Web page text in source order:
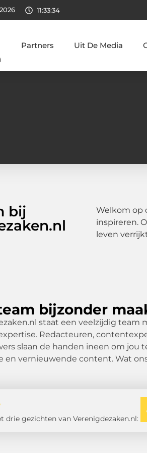
11:33:35
Partners Uit De Media
bij
Welkom op
inspireren.
leven
bijzonder
staat een veelzijdig team
Redacteuren,
slaan de handen ineen om jou
en vernieuwende content. Wat
drie gezichten van Verenigdezaken.nl: